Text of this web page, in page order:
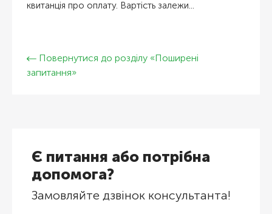
квитанція про оплату. Вартість залежи...
Повернутися до розділу «Поширені
запитання»
Є питання або потрібна
допомога?
Замовляйте дзвінок консультанта!